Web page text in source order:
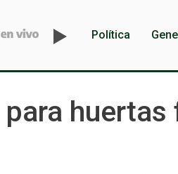
Política